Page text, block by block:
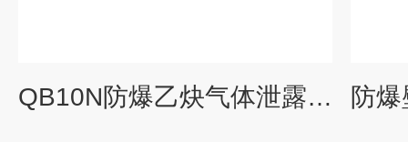
QB10N防爆乙炔气体泄露探测报警器 进口传感器